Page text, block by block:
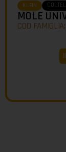
KLEIN
MOLE
COD FAMIGLIA: